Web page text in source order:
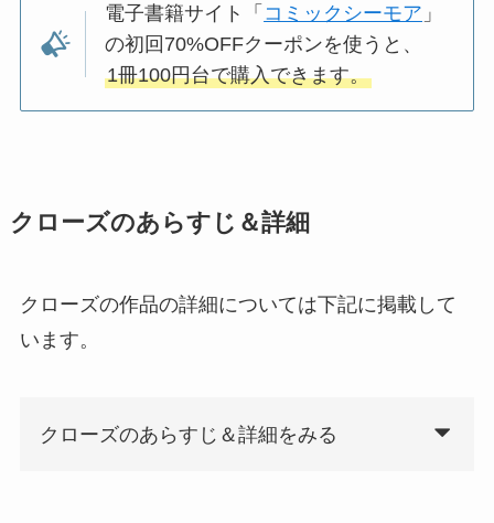
電子書籍サイト「 コミックシーモア 」
の初回70%OFFクーポンを使うと、
1冊100円台で購入できます。
クローズのあらすじ＆詳細
クローズの作品の詳細については下記に掲載して
います。
クローズのあらすじ＆詳細をみる